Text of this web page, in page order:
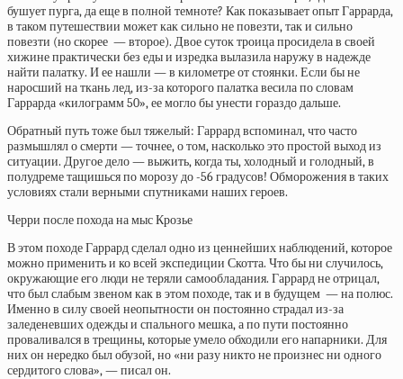
бушует пурга, да еще в полной темноте? Как показывает опыт Гаррарда,
в таком путешествии может как сильно не повезти, так и сильно
повезти (но скорее — второе). Двое суток троица просидела в своей
хижине практически без еды и изредка вылазила наружу в надежде
найти палатку. И ее нашли — в километре от стоянки. Если бы не
наросший на ткань лед, из-за которого палатка весила по словам
Гаррарда «килограмм 50», ее могло бы унести гораздо дальше.
Обратный путь тоже был тяжелый: Гаррард вспоминал, что часто
размышлял о смерти — точнее, о том, насколько это простой выход из
ситуации. Другое дело — выжить, когда ты, холодный и голодный, в
полудреме тащишься по морозу до -56 градусов! Обморожения в таких
условиях стали верными спутниками наших героев.
Черри после похода на мыс Крозье
В этом походе Гаррард сделал одно из ценнейших наблюдений, которое
можно применить и ко всей экспедиции Скотта. Что бы ни случилось,
окружающие его люди не теряли самообладания. Гаррард не отрицал,
что был слабым звеном как в этом походе, так и в будущем — на полюс.
Именно в силу своей неопытности он постоянно страдал из-за
заледеневших одежды и спального мешка, а по пути постоянно
проваливался в трещины, которые умело обходили его напарники. Для
них он нередко был обузой, но «ни разу никто не произнес ни одного
сердитого слова», — писал он.